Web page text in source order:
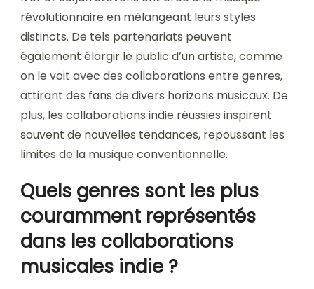
révolutionnaire en mélangeant leurs styles
distincts. De tels partenariats peuvent
également élargir le public d’un artiste, comme
on le voit avec des collaborations entre genres,
attirant des fans de divers horizons musicaux. De
plus, les collaborations indie réussies inspirent
souvent de nouvelles tendances, repoussant les
limites de la musique conventionnelle.
Quels genres sont les plus
couramment représentés
dans les collaborations
musicales indie ?